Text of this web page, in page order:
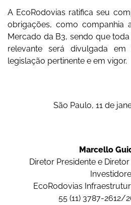
A EcoRodovias ratifica seu
obrigações, como companhia
Mercado da B3, sendo que
relevante será divulgada
legislação pertinente e em vigor.
São Paulo, 11 de
Marcello
Diretor Presidente e
EcoRodovias
55 (11) 3787-2612/